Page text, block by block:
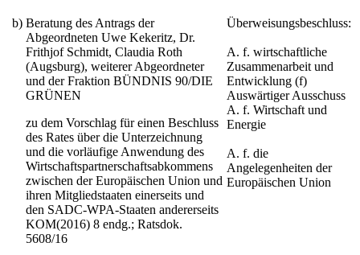
b) Beratung des Antrags der
Abgeordneten Uwe Kekeritz, Dr.
Frithjof Schmidt, Claudia Roth
(Augsburg), weiterer Abgeordneter
und der Fraktion BÜNDNIS 90/DIE
GRÜNEN
zu dem Vorschlag für einen Beschluss
des Rates über die Unterzeichnung
und die vorläufige Anwendung des
Wirtschaftspartnerschaftsabkommens
zwischen der Europäischen Union und
ihren Mitgliedstaaten einerseits und
den SADC-WPA-Staaten andererseits
KOM(2016) 8 endg.; Ratsdok.
5608/16
Überweisungsbeschluss:
A. f. wirtschaftliche
Zusammenarbeit und
Entwicklung (f)
Auswärtiger Ausschuss
A. f. Wirtschaft und
Energie
A. f. die
Angelegenheiten der
Europäischen Union